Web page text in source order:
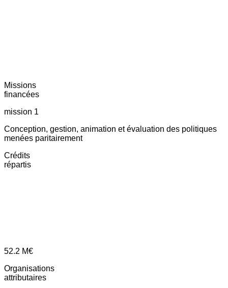
Missions
financées
mission 1
Conception, gestion, animation et évaluation des politiques
menées paritairement
Crédits
répartis
52.2 M€
Organisations
attributaires